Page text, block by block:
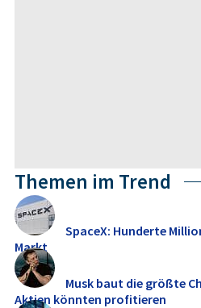
Themen im Trend
SpaceX: Hunderte
Markt
Musk baut die größte
Aktien könnten profitieren